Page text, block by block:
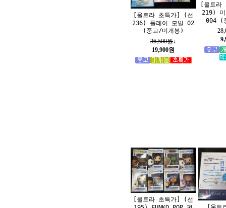
[울트라 초특가] (선
236) 플레이 모빌 02
(중고/미개봉)
36,500원↓
19,900원
[울트라
219) 미
004 (
[울트라 초특가] (선